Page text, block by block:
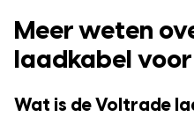
Meer weten
laadkabel
Wat is de Voltrade